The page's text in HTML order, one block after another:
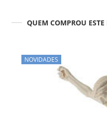
QUEM COMPROU
NOVIDADES